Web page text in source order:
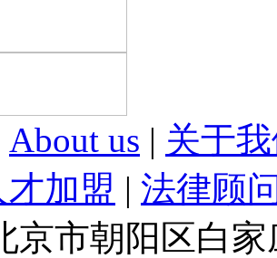
About us | 关于
才加盟 | 法律顾
京市朝阳区白